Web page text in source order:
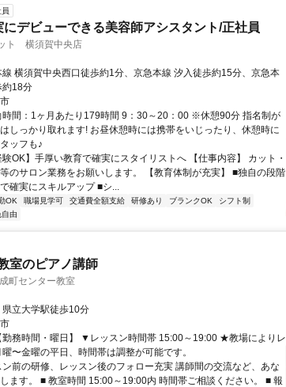
にデビューできる美容師アシスタント/正社員
ト 横須賀中央店
線 横須賀中央西口徒歩約1分、京急本線 汐入徒歩約15分、京急本
約18分
時間：1ヶ月あたり179時間 9：30～20：00 ※休憩90分 指名制が
しっかり取れます! お昼休憩時には携帯をいじったり、休憩時に
ッフも♪
OK】手厚い教育で確実にスタイリストへ 【仕事内容】 カット・
のサロン業務をお願いします。 【教育体制が充実】 ■独自の段階
確実にスキルアップ ■シ...
OK 職場見学可 交通費全額支給 研修あり ブランクOK
シフト制
由
室のピアノ講師
町センター教室
立大学駅徒歩10分
勤務時間・曜日】 ▼レッスン時間帯 15:00～19:00 ★教場によりレ
〜金曜の平日、時間帯は調整が可能です。
前の研修、レッスン後のフォロー充実 講師間の交流など、あな
ます。 ■ 教室時間 15:00～19:00内 時間帯ご相談ください。 ■ 報